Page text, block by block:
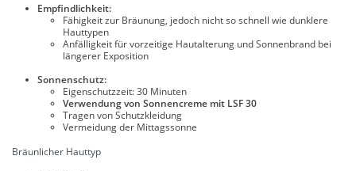
Empfindlichkeit:
Fähigkeit zur Bräunung, jedoch nicht so schnell wie dunklere
Hauttypen
Anfälligkeit für vorzeitige Hautalterung und Sonnenbrand bei
längerer Exposition
Sonnenschutz:
Eigenschutzzeit: 30 Minuten
Verwendung von Sonnencreme mit LSF 30
Tragen von Schutzkleidung
Vermeidung der Mittagssonne
Bräunlicher Hauttyp